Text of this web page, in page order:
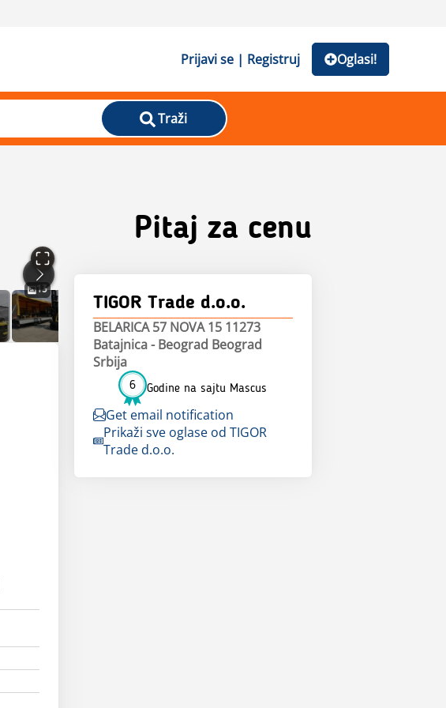
Prijavi se | Registruj Oglasi!
Traži
Pitaj za cenu
13
TIGOR Trade d.o.o.
BELARICA 57 NOVA 15 11273
Batajnica - Beograd Beograd
Srbija
6 Godine na sajtu Mascus
Get email notification
Prikaži sve oglase od TIGOR
Trade d.o.o.